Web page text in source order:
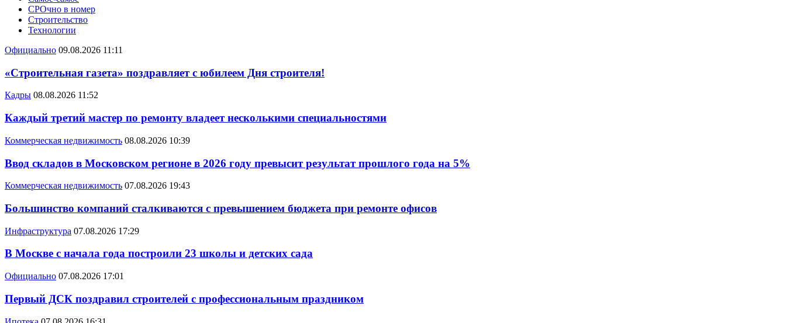
СРОчно в номер
Строительство
Технологии
Официально 09.08.2026 11:11
«Строительная газета» поздравляет с юбилеем Дня строителя!
Кадры 08.08.2026 11:52
Каждый третий мастер по ремонту владеет несколькими специальностями
Коммерческая недвижимость 08.08.2026 10:39
Ввод складов в Московском регионе в 2026 году превысит результат прошлого года на 5%
Коммерческая недвижимость 07.08.2026 19:43
Большинство компаний сталкиваются с превышением бюджета при ремонте офисов
Инфраструктура 07.08.2026 17:29
В Москве с начала года построили 23 школы и детских сада
Официально 07.08.2026 17:01
Первый ДСК поздравил строителей с профессиональным праздником